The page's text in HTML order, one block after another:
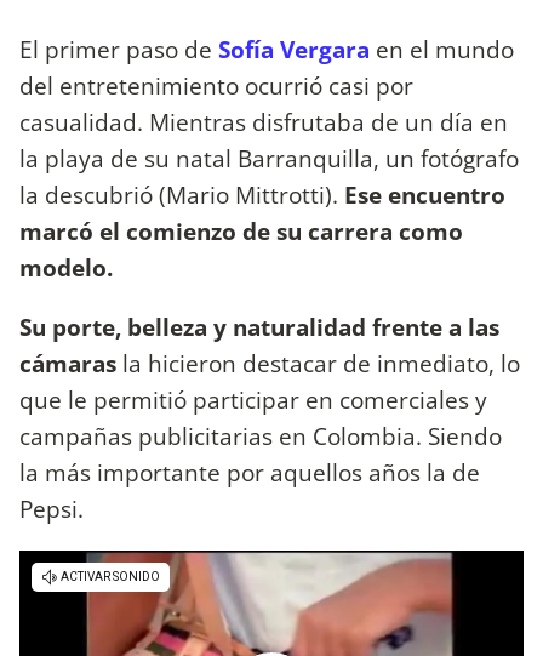
El primer paso de Sofía Vergara en el mundo
del entretenimiento ocurrió casi por
casualidad. Mientras disfrutaba de un día en
la playa de su natal Barranquilla, un fotógrafo
la descubrió (Mario Mittrotti). Ese encuentro
marcó el comienzo de su carrera como
modelo.
Su porte, belleza y naturalidad frente a las
cámaras la hicieron destacar de inmediato, lo
que le permitió participar en comerciales y
campañas publicitarias en Colombia. Siendo
la más importante por aquellos años la de
Pepsi.